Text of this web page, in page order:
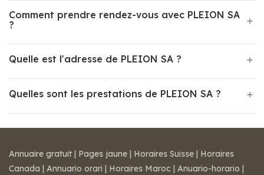
Comment prendre rendez-vous avec PLEION SA
?
Quelle est l'adresse de PLEION SA ?
Quelles sont les prestations de PLEION SA ?
Annuaire gratuit | Pages jaune | Horaires Suisse | Horaires
Canada | Annuario orari | Horaires Maroc | Anuario-horario |